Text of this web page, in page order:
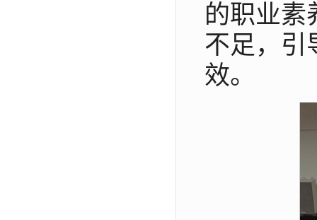
的职业素
不足，引
效。